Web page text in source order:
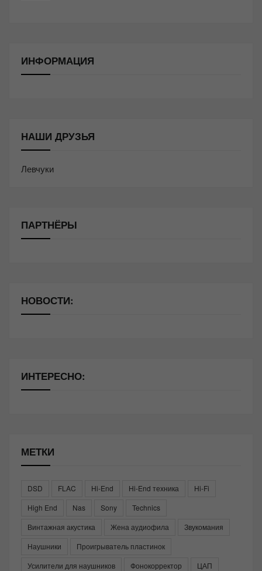
ИНФОРМАЦИЯ
НАШИ ДРУЗЬЯ
Левчуки
ПАРТНЁРЫ
НОВОСТИ:
ИНТЕРЕСНО:
МЕТКИ
DSD FLAC Hi-End Hi-End техника
Hi-Fi
High End
Nas Sony
Technics
Винтажная акустика
Жена аудиофила
Звукомания
Наушники
Проигрыватель пластинок
Усилители для наушников
Фонокорректор
ЦАП